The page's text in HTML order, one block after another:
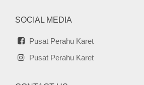
SOCIAL MEDIA
Pusat Perahu Karet
Pusat Perahu Karet